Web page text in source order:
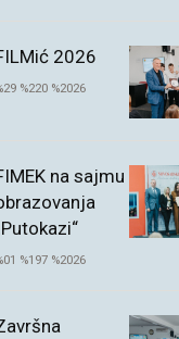
2026
%220 %2026
na sajmu
%197 %2026